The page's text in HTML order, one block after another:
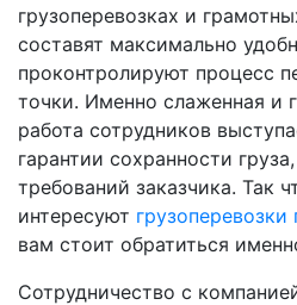
грузоперевозках и
составят максимально
проконтролируют процесс
точки. Именно слаженная и
работа сотрудников
гарантии сохранности
требований заказчика. Так
интересуют
вам стоит обратиться
Сотрудничество с